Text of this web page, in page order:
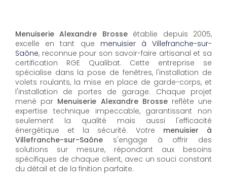
Menuiserie Alexandre Brosseétablie depuis 2005,
excelle en tant que menuisier à Villefranche-sur-
Saône, reconnue pour son savoir-faire artisanal et sa
certification RGE Qualibat. Cette entreprise se
spécialise dans la pose de fenêtres, l'installation de
volets roulants, la mise en place de garde-corps, et
l'installation de portes de garage. Chaque projet
mené par Menuiserie Alexandre Brossereflète une
expertise technique impeccable, garantissant non
seulement la qualité mais aussi l'efficacité
énergétique et la sécurité. Votre menuisier à
Villefranche-sur-Saône s'engage à offrir des
solutions sur mesure, répondant aux besoins
spécifiques de chaque client, avec un souci constant
du détail et de la finition parfaite.